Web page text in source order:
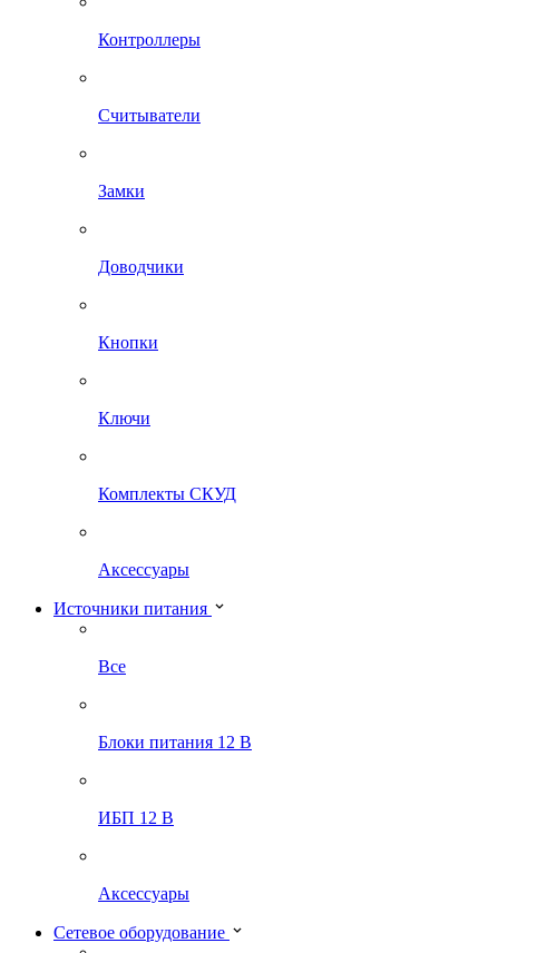
Контроллеры
Считыватели
Замки
Доводчики
Кнопки
Ключи
Комплекты СКУД
Аксессуары
Источники питания
Все
Блоки питания 12 В
ИБП 12 В
Аксессуары
Сетевое оборудование